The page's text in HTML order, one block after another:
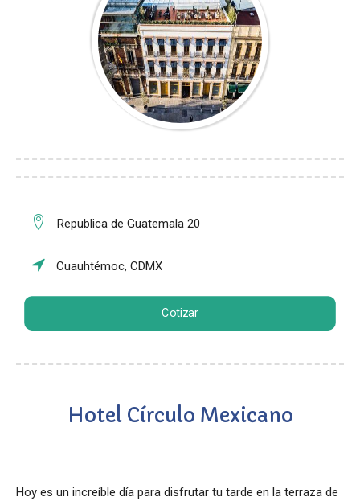
Republica de Guatemala 20
Cuauhtémoc, CDMX
Cotizar
Hotel Círculo Mexicano
Hoy es un increíble día para disfrutar tu tarde en la terraza de